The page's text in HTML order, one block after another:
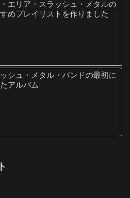
エリア・スラッシュ・メタルの
めプレイリストを作りました
シュ・メタル・バンドの最初に
アルバム